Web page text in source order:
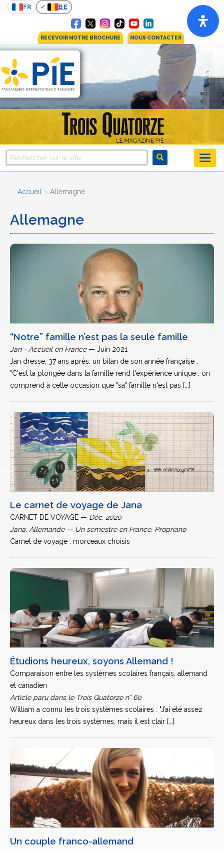
FR BE
RECEVOIR NOTRE BROCHURE NOUS CONTACTER
Accueil Allemagne
Allemagne
“Notre” famille n’est pas la seule famille
Jan - Accueil en France— Juin 2021
Jan dresse, 37 ans après, un bilan de son année française :
"C'est la plongée dans la famille rend l'expérience unique : on
comprend à cette occasion que "sa" famille n'est pas [...]
Le carnet de voyage de Jana
CARNET DE VOYAGE — Déc. 2020
Jana, Allemande — Un semestre en France, Propriano
Carnet de voyage : morceaux choisis
Étudions heureux, soyons Allemand !
Comparaison entre les systèmes scolaires français, allemand
et canadien
Article paru dans le Trois Quatorze n° 60
William a connu les trois systèmes scolaires : "J’ai été assez
heureux dans les trois systèmes, mais il est clair [...]
Un couple franco-allemand